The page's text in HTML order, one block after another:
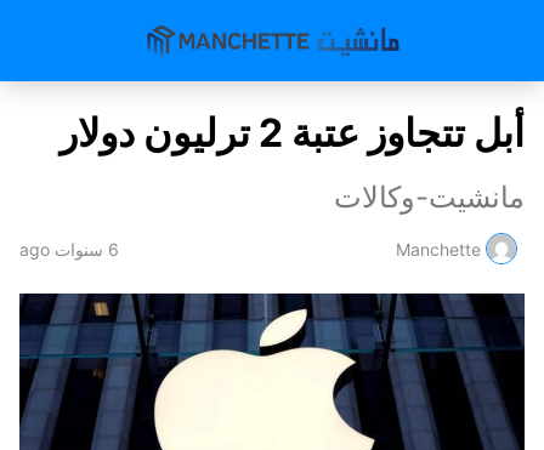
أبل تتجاوز عتبة 2 ترليون دولار
مانشيت-وكالات
Manchette 6 سنوات ago